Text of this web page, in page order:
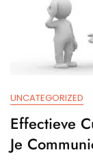
UNCATEGORIZED
Effectieve
Je